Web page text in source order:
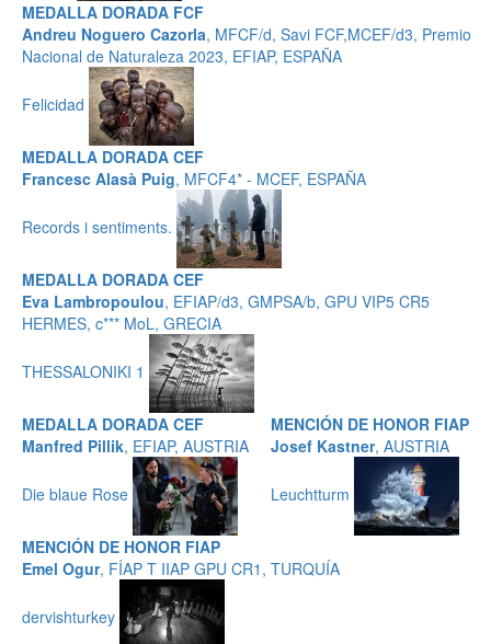
MEDALLA DORADA FCF
Andreu Noguero Cazorla, MFCF/d, Savi FCF,MCEF/d3, Premio
Nacional de Naturaleza 2023, EFIAP, ESPAÑA
Felicidad
MEDALLA DORADA CEF
Francesc Alasà Puig, MFCF4* - MCEF, ESPAÑA
Records i sentiments.
MEDALLA DORADA CEF
Eva Lambropoulou, EFIAP/d3, GMPSA/b, GPU VIP5 CR5
HERMES, c*** MoL, GRECIA
THESSALONIKI 1
MEDALLA DORADA CEF
Manfred Pillik, EFIAP, AUSTRIA
Die blaue Rose
MENCIÓN DE HONOR FIAP
Josef Kastner, AUSTRIA
Leuchtturm
MENCIÓN DE HONOR FIAP
Emel Ogur, FİAP T IIAP GPU CR1, TURQUÍA
dervishturkey